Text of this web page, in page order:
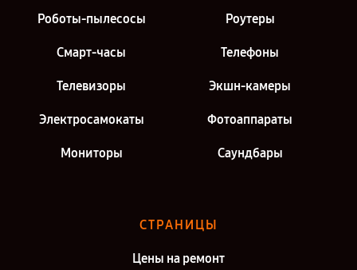
Роботы-пылесосы Роутеры
Смарт-часы Телефоны
Телевизоры Экшн-камеры
Электросамокаты Фотоаппараты
Мониторы Саундбары
СТРАНИЦЫ
Цены на ремонт